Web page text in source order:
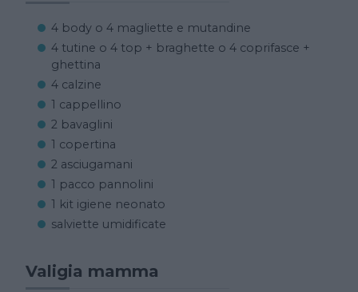
4 body o 4 magliette e mutandine
4 tutine o 4 top + braghette o 4 coprifasce +
ghettina
4 calzine
1 cappellino
2 bavaglini
1 copertina
2 asciugamani
1 pacco pannolini
1 kit igiene neonato
salviette umidificate
Valigia mamma